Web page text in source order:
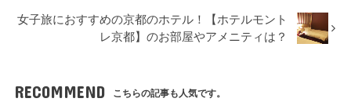
女子旅におすすめの京都のホテル！【ホテルモント
レ京都】のお部屋やアメニティは？
RECOMMEND こちらの記事も人気です。